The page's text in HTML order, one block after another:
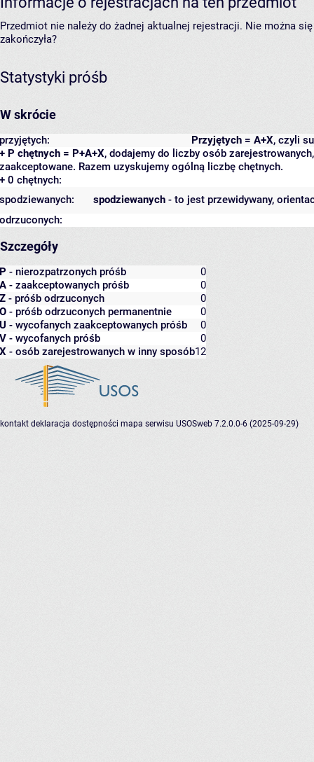
Przedmiot nie należy do żadnej aktualnej rejestracji. Nie można
zakończyła?
Statystyki próśb
W skrócie
Przyjętych = A+X, czyli
przyjętych:
+ P chętnych = P+A+X, dodajemy do liczby osób
zaakceptowane. Razem uzyskujemy ogólną liczbę chętnych.
+ 0 chętnych:
spodziewanych - to jest przewidywany,
spodziewanych:
odrzuconych:
Szczegóły
P - nierozpatrzonych próśb
0
A - zaakceptowanych próśb
0
Z - próśb odrzuconych
0
O - próśb odrzuconych permanentnie
0
U - wycofanych zaakceptowanych próśb
0
V - wycofanych próśb
0
X - osób zarejestrowanych w inny sposób12
kontakt deklaracja dostępności mapa serwisu USOSweb 7.2.0.0-6 (2025-09-29)